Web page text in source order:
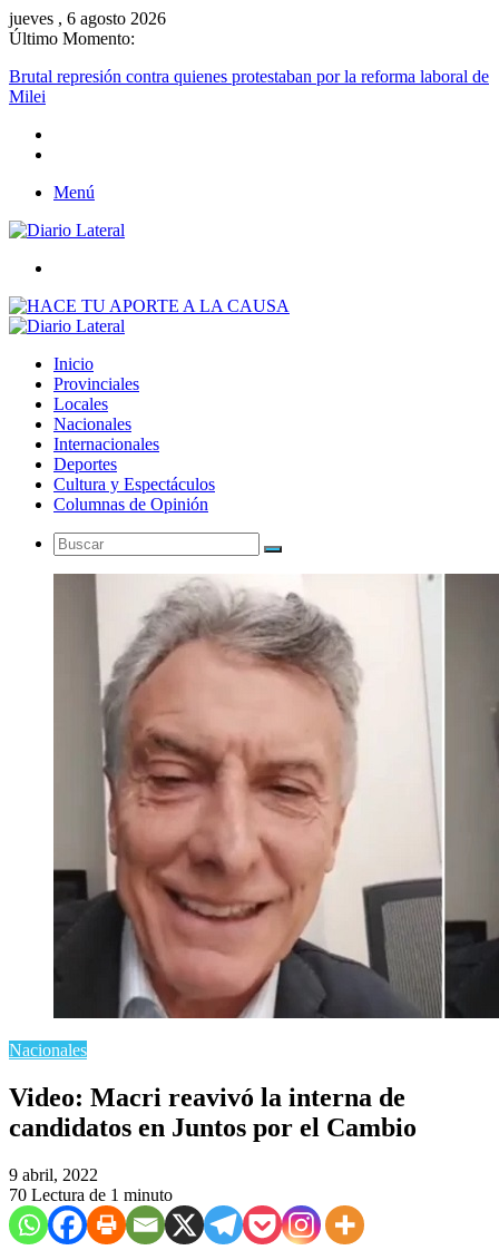
jueves , 6 agosto 2026
Último Momento:
Brutal represión contra quienes protestaban por la reforma laboral
Milei
Menú
Inicio
Provinciales
Locales
Nacionales
Internacionales
Deportes
Cultura y Espectáculos
Columnas de Opinión
Buscar
Nacionales
Video: Macri reavivó la interna de
candidatos en Juntos por el Cambio
9 abril, 2022
70 Lectura de 1 minuto